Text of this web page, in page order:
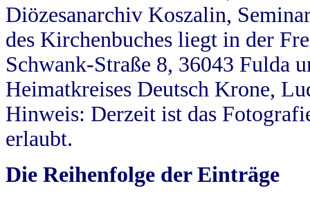
Diözesanarchiv Koszalin,
des Kirchenbuches liegt in der
Schwank-Straße 8, 36043 Fulda
Heimatkreises Deutsch Krone,
Hinweis: Derzeit ist das
erlaubt.
Die Reihenfolge der Einträge